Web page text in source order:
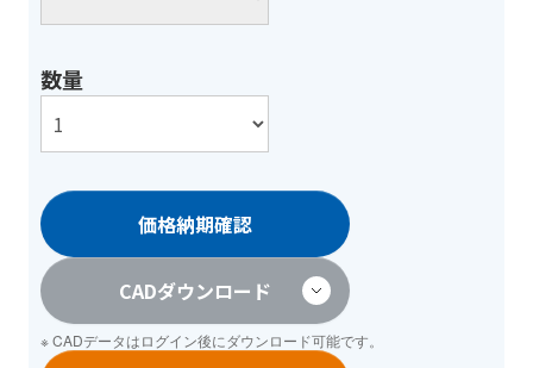
数量
価格納期確認
CADダウンロード
※ CADデータはログイン後にダウンロード可能です。